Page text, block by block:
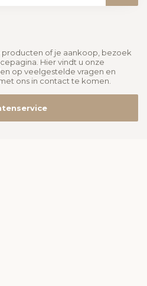
producten of je aankoop, bezoek
Hier vindt u onze
op veelgestelde vragen en
ons in contact te komen.